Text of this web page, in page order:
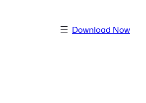
Download Now